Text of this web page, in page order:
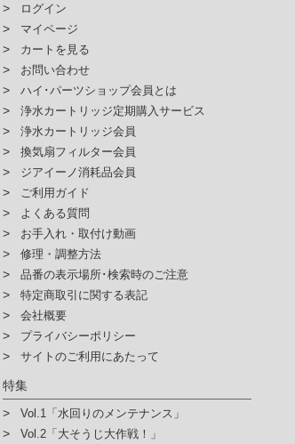
ログイン
マイページ
カートを見る
お問い合わせ
ハイ･パーツショップ会員とは
浄水カートリッジ定期購入サービス
浄水カートリッジ会員
換気扇フィルター会員
ジアイーノ消耗品会員
ご利用ガイド
よくある質問
お手入れ・取付け動画
修理・調整方法
品番の表示場所･検索時のご注意
特定商取引に関する表記
会社概要
プライバシーポリシー
サイトのご利用にあたって
特集
Vol.1「水回りのメンテナンス」
Vol.2「大そうじ大作戦！」